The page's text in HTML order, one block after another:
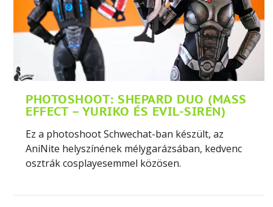
PHOTOSHOOT: SHEPARD DUO (MASS
EFFECT – YURIKO ÉS EVIL-SIREN)
Ez a photoshoot Schwechat-ban készült, az
AniNite helyszínének mélygarázsában, kedvenc
osztrák cosplayesemmel közösen.